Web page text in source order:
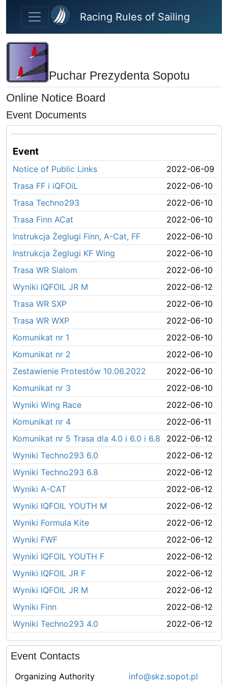
Skip to main content
Racing Rules of Sailing
Puchar Prezydenta Sopotu
Online Notice Board
Event Documents
Event
Notice of Public Links
2022-06-09
Trasa FF i iQFOiL
2022-06-10
Trasa Techno293
2022-06-10
Trasa Finn ACat
2022-06-10
Instrukcja Żeglugi Finn, A-Cat, FF
2022-06-10
Instrukcja Żeglugi KF Wing
2022-06-10
Trasa WR Slalom
2022-06-10
Wyniki IQFOIL JR M
2022-06-12
Trasa WR SXP
2022-06-10
Trasa WR WXP
2022-06-10
Komunikat nr 1
2022-06-10
Komunikat nr 2
2022-06-10
Zestawienie Protestów 10.06.2022
2022-06-10
Komunikat nr 3
2022-06-10
Wyniki Wing Race
2022-06-10
Komunikat nr 4
2022-06-11
Komunikat nr 5 Trasa dla 4.0 i 6.0 i 6.8
2022-06-12
Wyniki Techno293 6.0
2022-06-12
Wyniki Techno293 6.8
2022-06-12
Wyniki A-CAT
2022-06-12
Wyniki IQFOIL YOUTH M
2022-06-12
Wyniki Formula Kite
2022-06-12
Wyniki FWF
2022-06-12
Wyniki IQFOIL YOUTH F
2022-06-12
Wyniki IQFOIL JR F
2022-06-12
Wyniki IQFOIL JR M
2022-06-12
Wyniki Finn
2022-06-12
Wyniki Techno293 4.0
2022-06-12
Event Contacts
Organizing Authority info@skz.sopot.pl